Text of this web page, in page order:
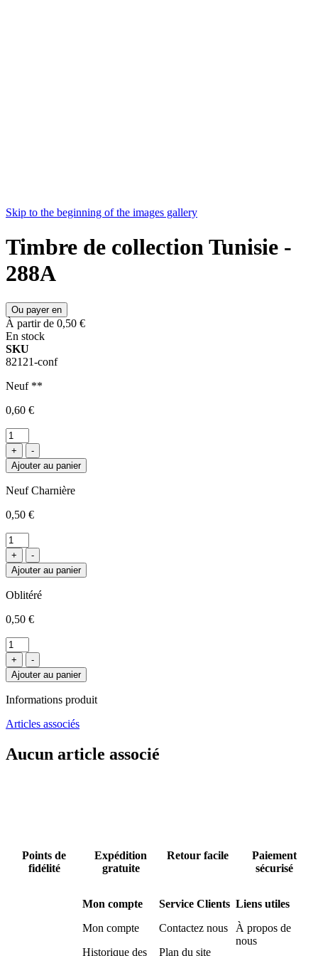
Skip to the beginning of the images gallery
Timbre de collection Tunisie -
288A
Ou payer en
À partir de 0,50 €
En stock
SKU
82121-conf
Neuf **
0,60 €
+
-
Ajouter au panier
Neuf Charnière
0,50 €
+
-
Ajouter au panier
Oblitéré
0,50 €
+
-
Ajouter au panier
Informations produit
Articles associés
Aucun article associé
Points de
fidélité
Expédition
gratuite
Retour facile
Paiement
sécurisé
Mon compte
Mon compte
Historique des
Service Clients
Contactez nous
Plan du site
Liens utiles
À propos de
nous